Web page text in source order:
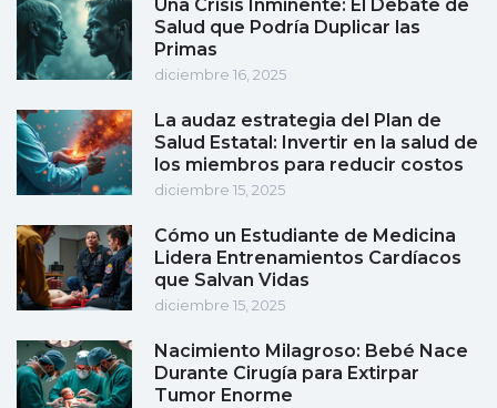
Una Crisis Inminente: El Debate de
Salud que Podría Duplicar las
Primas
diciembre 16, 2025
La audaz estrategia del Plan de
Salud Estatal: Invertir en la salud de
los miembros para reducir costos
diciembre 15, 2025
Cómo un Estudiante de Medicina
Lidera Entrenamientos Cardíacos
que Salvan Vidas
diciembre 15, 2025
Nacimiento Milagroso: Bebé Nace
Durante Cirugía para Extirpar
Tumor Enorme